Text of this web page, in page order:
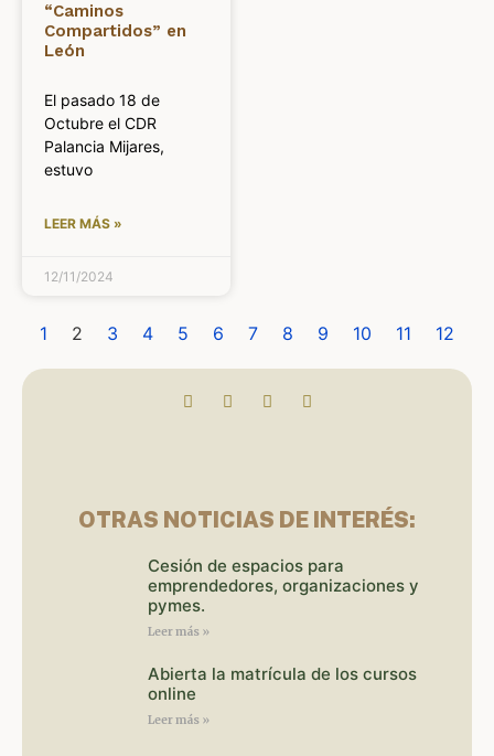
“Caminos
Compartidos” en
León
El pasado 18 de
Octubre el CDR
Palancia Mijares,
estuvo
LEER MÁS »
12/11/2024
1 2 3 4 5 6 7 8 9 10 11 12
OTRAS NOTICIAS DE INTERÉS:
Cesión de espacios para
emprendedores, organizaciones y
pymes.
Leer más »
Abierta la matrícula de los cursos
online
Leer más »